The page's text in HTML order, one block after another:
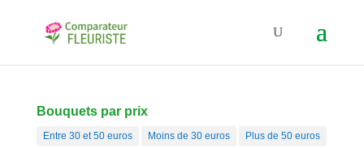
Bouquets par prix
Entre 30 et 50 euros Moins de 30 euros Plus de 50 euros